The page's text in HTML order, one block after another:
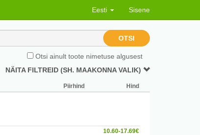
Eesti Sisene
OTSI
Otsi ainult toote nimetuse algusest
NÄITA FILTREID (SH. MAAKONNA VALIK)
Piirhind Hind
10.60-17.69€